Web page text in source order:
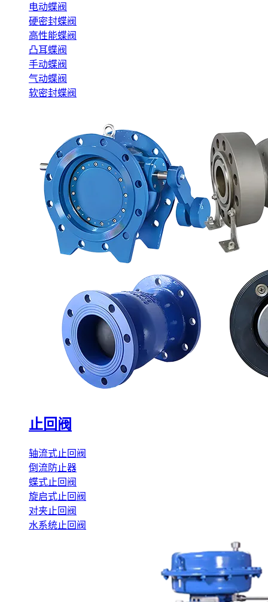
电动蝶阀
硬密封蝶阀
高性能蝶阀
凸耳蝶阀
手动蝶阀
气动蝶阀
软密封蝶阀
止回阀
轴流式止回阀
倒流防止器
蝶式止回阀
旋启式止回阀
对夹止回阀
水系统止回阀